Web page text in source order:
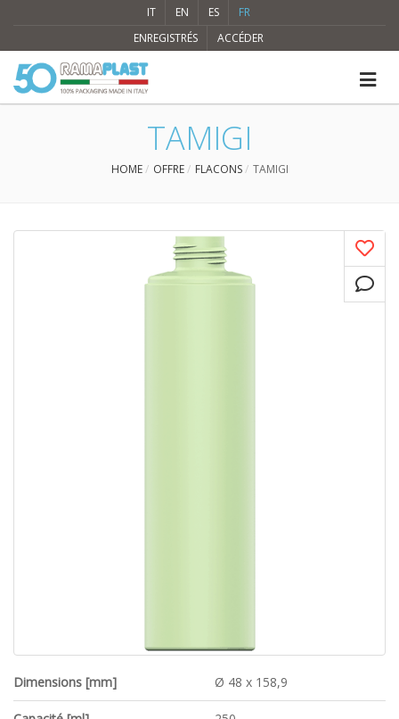
IT EN ES
FR
ENREGISTRÉS
ACCÉDER
TAMIGI
HOME OFFRE FLACONS TAMIGI
Dimensions [mm] Ø 48 x 158,9